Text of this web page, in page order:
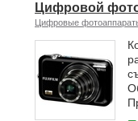
Цифровой
Цифровые